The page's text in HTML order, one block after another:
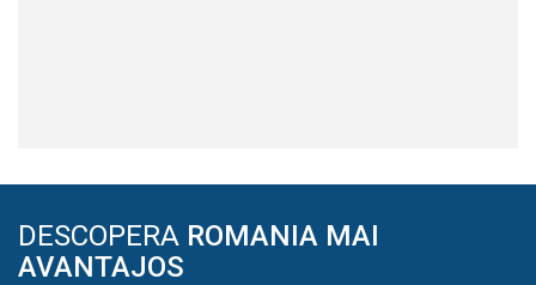
DESCOPERA ROMANIA MAI
AVANTAJOS